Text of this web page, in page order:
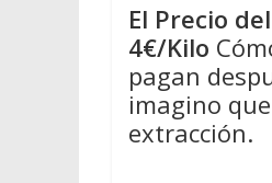
El Precio
4€/Kilo
pagan
imagino
extracción.